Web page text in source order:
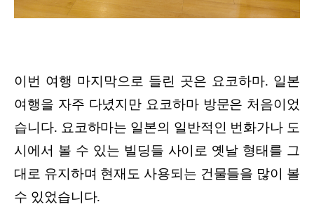
이번 여행 마지막으로 들린 곳은 요코하마. 일본
여행을 자주 다녔지만 요코하마 방문은 처음이었
습니다. 요코하마는 일본의 일반적인 번화가나 도
시에서 볼 수 있는 빌딩들 사이로 옛날 형태를 그
대로 유지하며 현재도 사용되는 건물들을 많이 볼
수 있었습니다.